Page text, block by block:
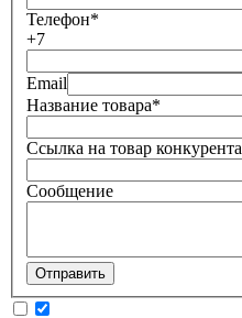
Телефон*
+7
Email
Название товара*
Ссылка на товар конкурента
Сообщение